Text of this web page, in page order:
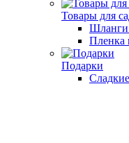
Товары для
Шланги
Пленка
Подарки